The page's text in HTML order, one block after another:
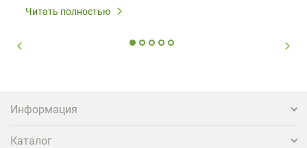
Читать полностью
Информация
Каталог